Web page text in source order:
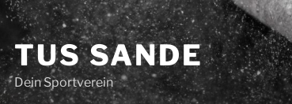
TUS SANDE
Dein Sportverein